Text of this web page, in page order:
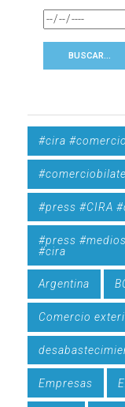
#cira
#press #CIRA
#press
#cira
Argentina
Comercio
Empresas